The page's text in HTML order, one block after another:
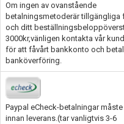
Om ingen av ovanstående
betalningsmetoderär tillgängliga
och ditt
3000kr,vänligen kontakta vår
för att fåvårt bankkonto och
banköverföring.
Paypal eCheck-betalningar
innan leverans.(tar vanligtvis 3-6